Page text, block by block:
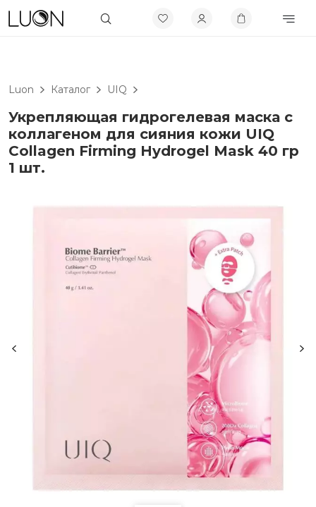
Luon Каталог UIQ
Укрепляющая гидрогелевая маска с
коллагеном для сияния кожи UIQ
Collagen Firming Hydrogel Mask 40 гр
1 шт.